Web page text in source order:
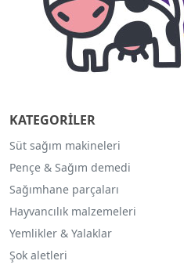
KATEGORİLER
Süt sağım makineleri
Pençe & Sağım demedi
Sağımhane parçaları
Hayvancılık malzemeleri
Yemlikler & Yalaklar
Şok aletleri